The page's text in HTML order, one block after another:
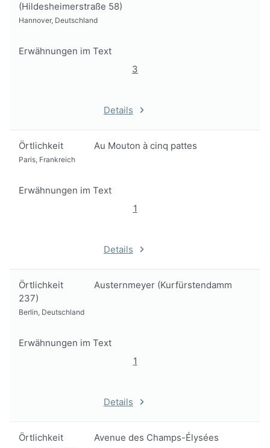
(Hildesheimerstraße 58)
Hannover, Deutschland
Erwähnungen im Text
3
Details
Örtlichkeit Au Mouton à cinq pattes
Paris, Frankreich
Erwähnungen im Text
1
Details
Örtlichkeit
Austernmeyer (Kurfürstendamm
237)
Berlin, Deutschland
Erwähnungen im Text
1
Details
Örtlichkeit Avenue des Champs-Élysées